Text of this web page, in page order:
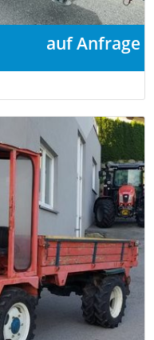
auf Anfrage